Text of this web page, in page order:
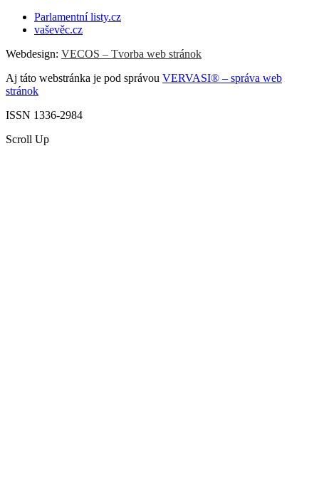
Parlamentní listy.cz
vaševěc.cz
Webdesign: VECOS – Tvorba web stránok
Aj táto webstránka je pod správou VERVASI® – správa web
stránok
ISSN 1336-2984
Scroll Up